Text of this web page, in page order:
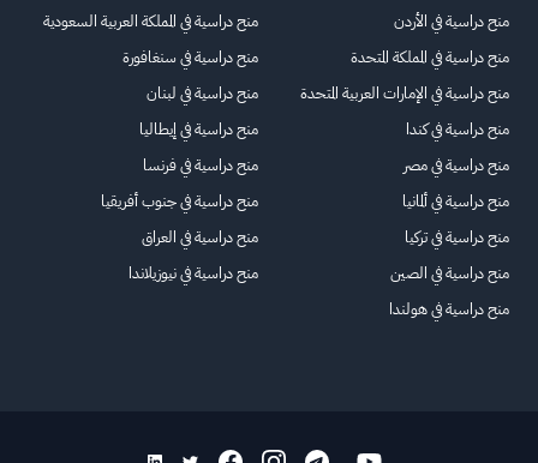
منح دراسية في الأردن
منح دراسية في المملكة المتحدة
منح دراسية في الإمارات العربية المتحدة
منح دراسية في كندا
منح دراسية في مصر
منح دراسية في ألمانيا
منح دراسية في تركيا
منح دراسية في الصين
منح دراسية في هولندا
منح دراسية في المملكة العربية السعودية
منح دراسية في سنغافورة
منح دراسية في لبنان
منح دراسية في إيطاليا
منح دراسية في فرنسا
منح دراسية في جنوب أفريقيا
منح دراسية في العراق
منح دراسية في نيوزيلاندا